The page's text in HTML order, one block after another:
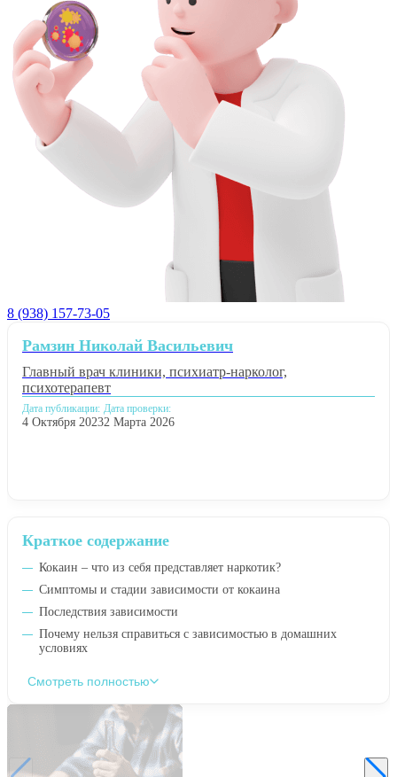
8 (938) 157-73-05
Краткое содержание
Кокаин – что из себя представляет наркотик?
Симптомы и стадии зависимости от кокаина
Последствия зависимости
Почему нельзя справиться с зависимостью в домашних
условиях
Смотреть полностью
Рамзин Николай Васильевич
Главный врач клиники, психиатр-нарколог,
психотерапевт
Дата публикации:
4 Октября 2023
Дата проверки:
2 Марта 2026